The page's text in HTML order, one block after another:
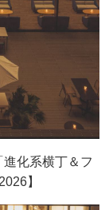
化系横丁＆フ
】